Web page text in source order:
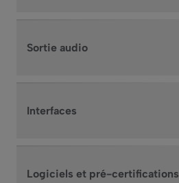
Sortie audio
Interfaces
Logiciels et pré-certifications